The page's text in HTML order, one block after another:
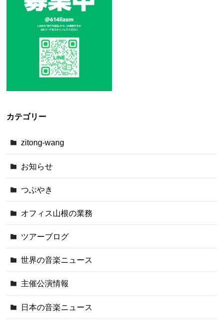
カテゴリー
zitong-wang
お知らせ
つぶやき
オフィス山根の業務
ツアーブログ
世界の音楽ニュース
主催公演情報
日本の音楽ニュース